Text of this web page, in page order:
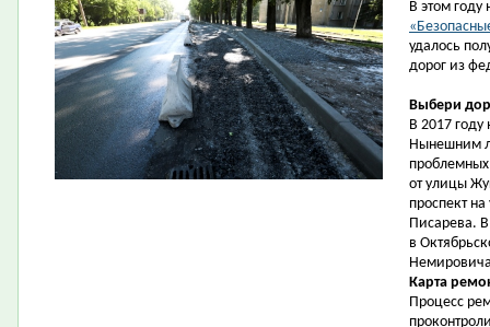
В этом
удалось
дорог из
Выбери
В 2017
Нынешним
от улицы
проспект
Писарева.
в
Карта
Процесс